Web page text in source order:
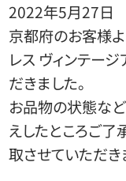
2022年5月27日
京都府のお客様よ
レス ヴィンテー
だきました。
お品物の状態など
えしたところご
取させていただき